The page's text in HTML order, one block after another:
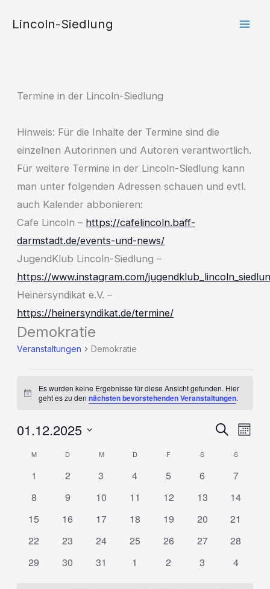
InhaltLincoln-Siedlung
Termine in der Lincoln-Siedlung
Hinweis: Für die Inhalte der Termine sind die
einzelnen Autorinnen und Autoren verantwortlich.
Für weitere Termine in der Lincoln-Siedlung kann
man unter folgenden Adressen schauen und evtl.
auch Kalender abbonieren:
Cafe Lincoln – https://cafelincoln.baff-
darmstadt.de/events-und-news/
JugendKlub Lincoln-Siedlung –
https://www.instagram.com/
Heinersyndikat e.V. –
https://heinersyndikat.de/termine/
Demokratie
Veranstaltungen Demokratie
Hinweis
Es wurden keine Ergebnisse für diese Ansicht gefunden. Hier
geht es zu den nächsten bevorstehenden Veranstaltungen.
Navigation
SucheMonat
01.12.2025
Kalender
von
Veranstaltungen
M MONTAGD DIENSTAG
MMITTWOCH
DDONNERSTAG
F S SAMSTAGSSONNTAG
0
1
0
2
0
3
0
4
0
5
0
6
0
7
0
8
0
9
0
10
0
11
0
12
0
13
0
14
0
15
0
16
0
17
0
18
0
19
0
20
0
21
0
22
0
23
0
24
0
25
0
26
0
27
0
28
0
29
0
30
0
31
0
1
0
2
0
3
0
4